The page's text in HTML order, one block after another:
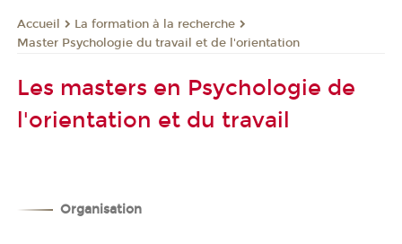
Accueil
La formation à la recherche
Master Psychologie du travail et de l'orientation
Les masters en Psychologie de
l'orientation et du travail
Organisation